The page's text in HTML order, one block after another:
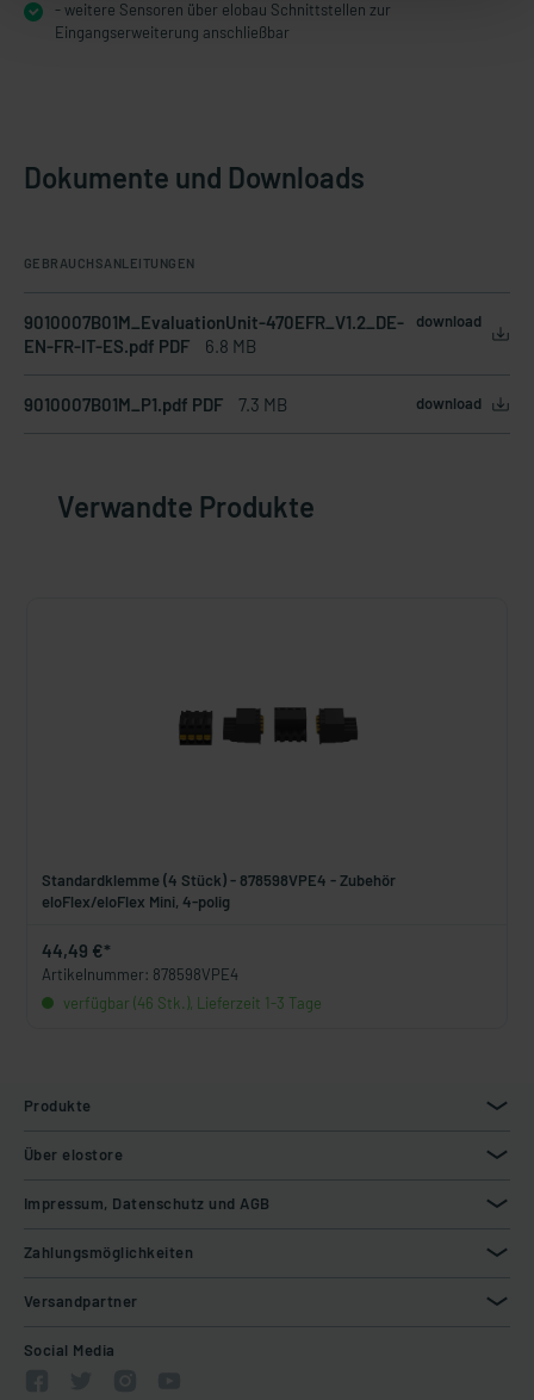
- weitere Sensoren über elobau Schnittstellen zur
Eingangserweiterung anschließbar
Dokumente und Downloads
GEBRAUCHSANLEITUNGEN
9010007B01M_EvaluationUnit-470EFR_V1.2_DE-
EN-FR-IT-ES.pdf PDF
6.8 MB
download
9010007B01M_P1.pdf PDF 7.3 MB download
Verwandte Produkte
Standardklemme (4 Stück) - 878598VPE4 - Zubehör
eloFlex/eloFlex Mini, 4-polig
44,49 €*
Artikelnummer: 878598VPE4
verfügbar (46 Stk.), Lieferzeit 1-3 Tage
Produkte
Über elostore
Impressum, Datenschutz und AGB
Zahlungsmöglichkeiten
Versandpartner
Social Media